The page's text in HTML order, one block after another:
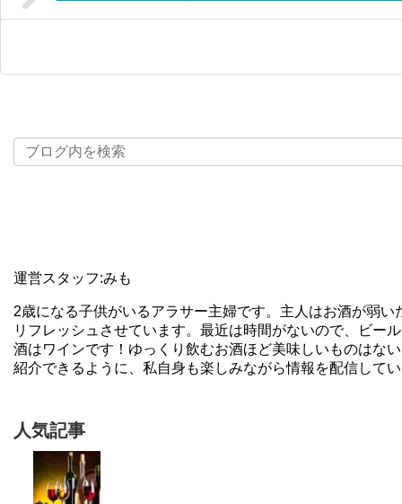
運営スタッフ:みも
2歳になる子供がいるアラサー主婦です。主人はお酒が弱
リフレッシュさせています。最近は時間がないので、ビー
酒はワインです！ゆっくり飲むお酒ほど美味しいものはな
紹介できるように、私自身も楽しみながら情報を配信して
人気記事